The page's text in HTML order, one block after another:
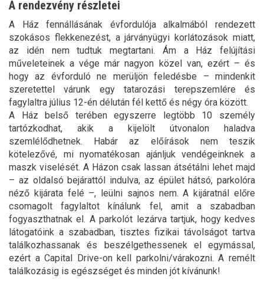
A rendezvény részletei
A Ház fennállásának évfordulója alkalmából rendezett
szokásos flekkenezést, a járványügyi korlátozások miatt,
az idén nem tudtuk megtartani. Ám a Ház felújítási
műveleteinek a vége már nagyon közel van, ezért – és
hogy az évforduló ne merüljön feledésbe – mindenkit
szeretettel várunk egy tatarozási terepszemlére és
fagylaltra július 12-én délután fél kettő és négy óra között.
A Ház belső terében egyszerre legtöbb 10 személy
tartózkodhat, akik a kijelölt útvonalon haladva
szemlélődhetnek. Habár az előírások nem teszik
kötelezővé, mi nyomatékosan ajánljuk vendégeinknek a
maszk viselését. A Házon csak lassan átsétálni lehet majd
– az oldalsó bejárattól indulva, az épület hátsó, parkolóra
néző kijárata felé –, leülni sajnos nem. A kijáratnál előre
csomagolt fagylaltot kínálunk fel, amit a szabadban
fogyaszthatnak el. A parkolót lezárva tartjuk, hogy kedves
látogatóink a szabadban, tisztes fizikai távolságot tartva
találkozhassanak és beszélgethessenek el egymással,
ezért a Capital Drive-on kell parkolni/várakozni. A remélt
találkozásig is egészséget és minden jót kívánunk!